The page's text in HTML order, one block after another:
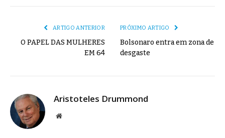
ARTIGO ANTERIOR
O PAPEL DAS MULHERES
EM 64
PRÓXIMO ARTIGO
Bolsonaro entra em zona de
desgaste
Aristoteles Drummond
Site